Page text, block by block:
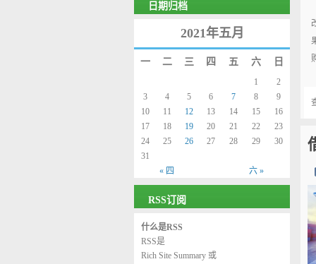
日期归档
2021年五月
一 二 三 四 五 六 日
« 四 六 »
1
2
3
4 5 6 7 8
9
10
11 12 13 14 15
16
17
18 19 20 21 22
23
24
25 26 27 28 29
30
31
RSS订阅
什么是RSS
RSS是
Rich Site Summary 或